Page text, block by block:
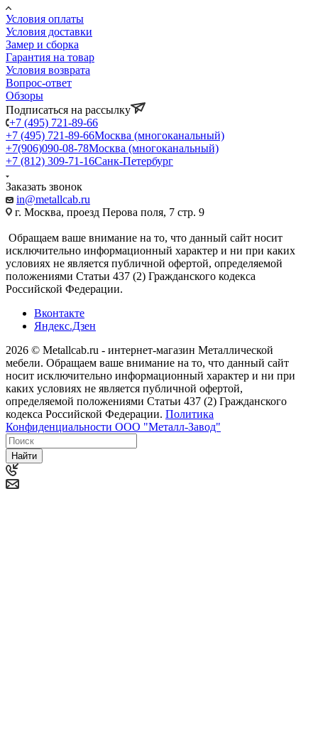
Условия оплаты
Условия доставки
Замер и сборка
Гарантия на товар
Условия возврата
Вопрос-ответ
Обзоры
Подписаться на рассылку
+7 (495) 721-89-66
+7 (495) 721-89-66Москва (многоканальный)
+7(906)090-08-78Москва (многоканальный)
+7 (812) 309-71-16Санк-Петербург
Заказать звонок
in@metallcab.ru
г. Москва, проезд Перова поля, 7 стр. 9
Обращаем ваше внимание на то, что данный сайт носит
исключительно информационный характер и ни при каких
условиях не является публичной офертой, определяемой
положениями Статьи 437 (2) Гражданского кодекса
Российской Федерации.
Вконтакте
Яндекс.Дзен
2026 © Metallcab.ru - интернет-магазин Металлической
мебели. Обращаем ваше внимание на то, что данный сайт
носит исключительно информационный характер и ни при
каких условиях не является публичной офертой,
определяемой положениями Статьи 437 (2) Гражданского
кодекса Российской Федерации. Политика
Конфиденциальности ООО "Металл-Завод"
Найти